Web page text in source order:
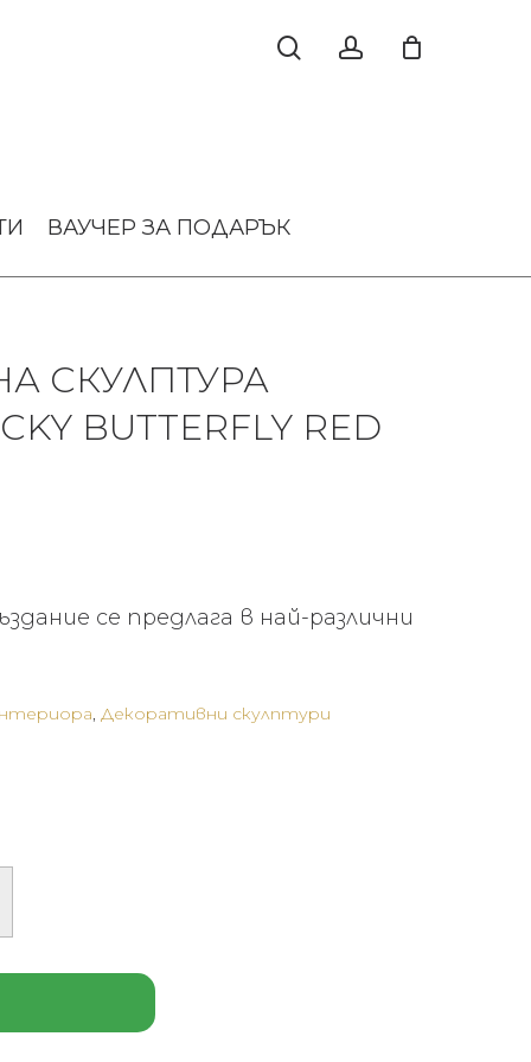
ВАУЧЕР ЗА ПОДАРЪК
СКУЛПТУРА
BUTTERFLY RED
се предлага в най-различни
, Декоративни скулптури